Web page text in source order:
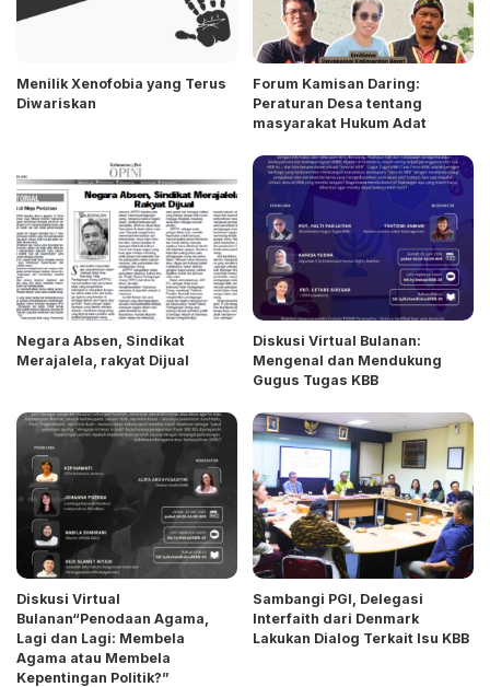
Menilik Xenofobia yang Terus
Diwariskan
Forum Kamisan Daring:
Peraturan Desa tentang
masyarakat Hukum Adat
Negara Absen, Sindikat
Merajalela, rakyat Dijual
Diskusi Virtual Bulanan:
Mengenal dan Mendukung
Gugus Tugas KBB
Diskusi Virtual
Bulanan“Penodaan Agama,
Lagi dan Lagi: Membela
Agama atau Membela
Kepentingan Politik?”
Sambangi PGI, Delegasi
Interfaith dari Denmark
Lakukan Dialog Terkait Isu KBB